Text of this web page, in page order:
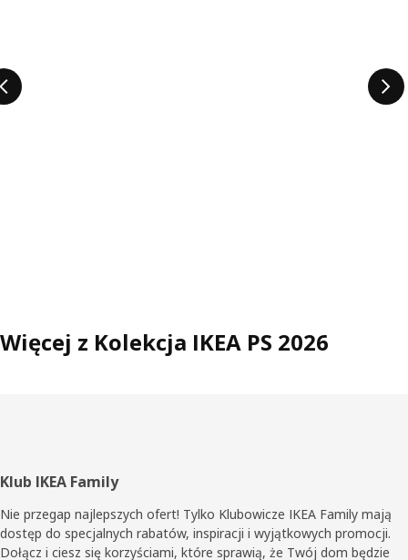
Więcej z Kolekcja IKEA PS 2026
Stopka
Klub IKEA Family
Nie przegap najlepszych ofert! Tylko Klubowicze IKEA Family mają
dostęp do specjalnych rabatów, inspiracji i wyjątkowych promocji.
Dołącz i ciesz się korzyściami, które sprawią, że Twój dom będzie